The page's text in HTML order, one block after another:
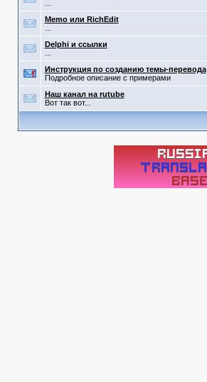
Memo или RichEdit
Delphi и ссылки
Инструкция по созданию темы-перевода
Подробное описание с примерами
Наш канал на rutube
Вот так вот...